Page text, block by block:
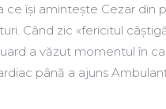
ce își amintește Cezar din
Când zic «fericitul
a văzut momentul în
până a ajuns